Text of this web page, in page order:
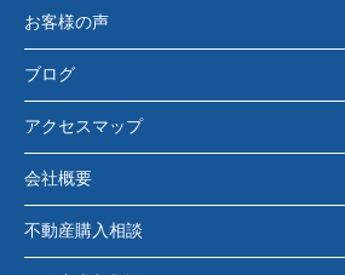
お客様の声
ブログ
アクセスマップ
会社概要
不動産購入相談